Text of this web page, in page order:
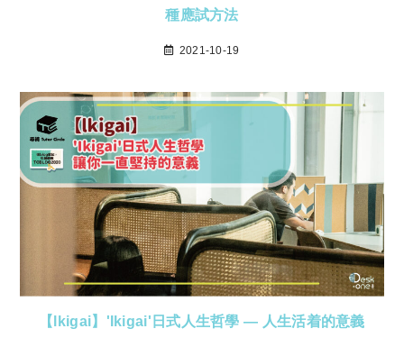
種應試方法
2021-10-19
【lkigai】'Ikigai'日式人生哲學 — 人生活着的意義